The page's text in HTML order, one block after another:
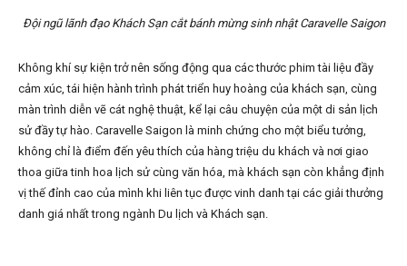
Đội ngũ lãnh đạo Khách Sạn cắt bánh mừng sinh nhật Caravelle Saigon
Không khí sự kiện trở nên sống động qua các thước phim tài liệu đầy
cảm xúc, tái hiện hành trình phát triển huy hoàng của khách sạn, cùng
màn trình diễn vẽ cát nghệ thuật, kể lại câu chuyện của một di sản lịch
sử đầy tự hào. Caravelle Saigon là minh chứng cho một biểu tưởng,
không chỉ là điểm đến yêu thích của hàng triệu du khách và nơi giao
thoa giữa tinh hoa lịch sử cùng văn hóa, mà khách sạn còn khẳng định
vị thế đỉnh cao của mình khi liên tục được vinh danh tại các giải thưởng
danh giá nhất trong ngành Du lịch và Khách sạn.